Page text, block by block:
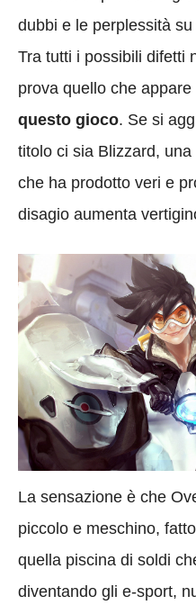
dubbi e le perplessità
Tra tutti i possibili difetti
prova quello che
questo gioco. Se si
titolo ci sia Blizzard,
che ha prodotto veri e
disagio aumenta
La sensazione è che
piccolo e meschino,
quella piscina di soldi
diventando gli e-sport,